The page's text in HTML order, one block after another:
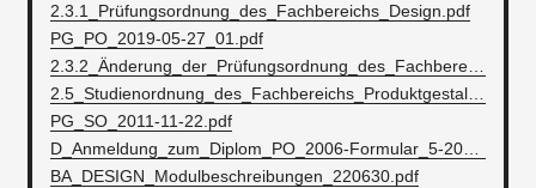
2.3.1_Prüfungsordnung_des_Fachbereichs_Design.pdf
PG_PO_2019-05-27_01.pdf
2.3.2_Änderung_der_Prüfungsordnung_des_Fachbereichs_Design.pdf
2.5_Studienordnung_des_Fachbereichs_Produktgestaltung.pdf
PG_SO_2011-11-22.pdf
D_Anmeldung_zum_Diplom_PO_2006-Formular_5-2018.pdf
BA_DESIGN_Modulbeschreibungen_220630.pdf